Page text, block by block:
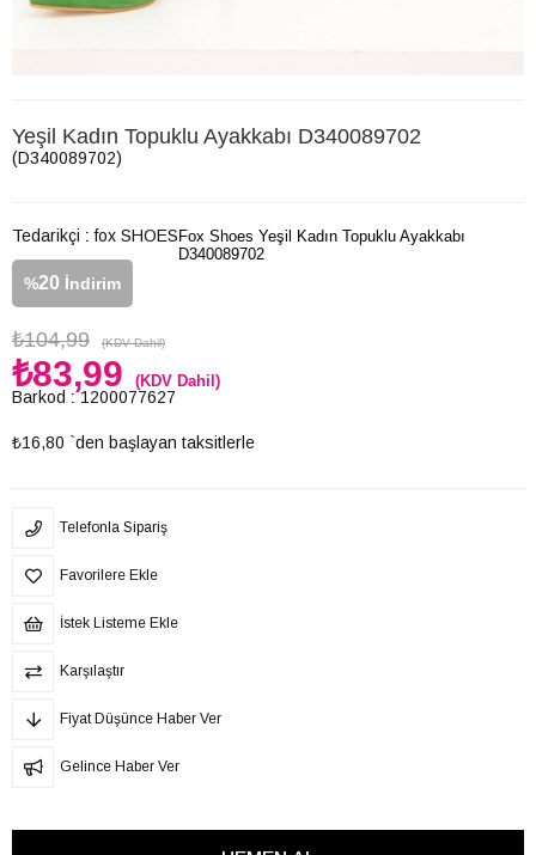
Yeşil Kadın Topuklu Ayakkabı D340089702
(D340089702)
Tedarikçi : fox SHOES
%20 İndirim
₺104,99 (KDV Dahil)
₺83,99 (KDV Dahil)
Barkod : 1200077627
₺16,80 `den başlayan taksitlerle
Fox Shoes Yeşil Kadın Topuklu Ayakkabı
D340089702
Telefonla Sipariş
Favorilere Ekle
İstek Listeme Ekle
Karşılaştır
Fiyat Düşünce Haber Ver
Gelince Haber Ver